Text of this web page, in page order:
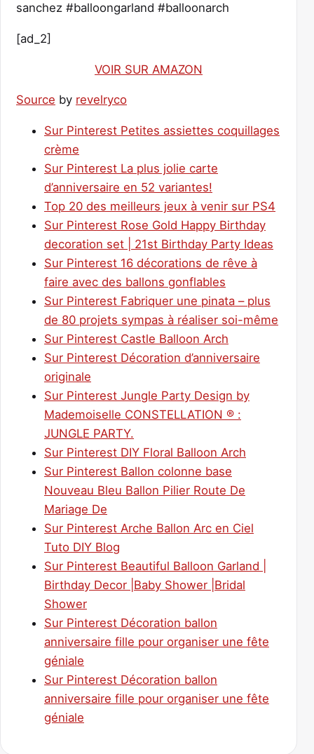
sanchez #balloongarland #balloonarch
[ad_2]
VOIR SUR AMAZON
Source by revelryco
Sur Pinterest Petites assiettes coquillages
crème
Sur Pinterest La plus jolie carte
d’anniversaire en 52 variantes!
Top 20 des meilleurs jeux à venir sur PS4
Sur Pinterest Rose Gold Happy Birthday
decoration set | 21st Birthday Party Ideas
Sur Pinterest 16 décorations de rêve à
faire avec des ballons gonflables
Sur Pinterest Fabriquer une pinata – plus
de 80 projets sympas à réaliser soi-même
Sur Pinterest Castle Balloon Arch
Sur Pinterest Décoration d’anniversaire
originale
Sur Pinterest Jungle Party Design by
Mademoiselle CONSTELLATION ® :
JUNGLE PARTY.
Sur Pinterest DIY Floral Balloon Arch
Sur Pinterest Ballon colonne base
Nouveau Bleu Ballon Pilier Route De
Mariage De
Sur Pinterest Arche Ballon Arc en Ciel
Tuto DIY Blog
Sur Pinterest Beautiful Balloon Garland |
Birthday Decor |Baby Shower |Bridal
Shower
Sur Pinterest Décoration ballon
anniversaire fille pour organiser une fête
géniale
Sur Pinterest Décoration ballon
anniversaire fille pour organiser une fête
géniale